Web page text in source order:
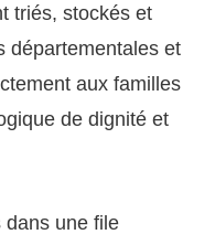
triés, stockés et
départementales et
aux familles
de dignité et
dans une file